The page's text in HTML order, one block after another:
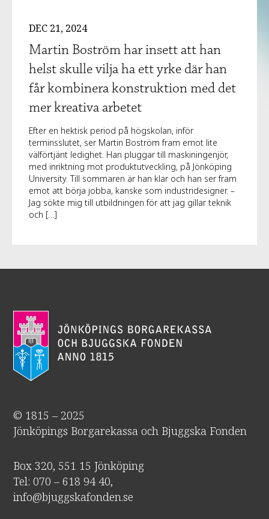
DEC 21, 2024
Martin Boström har insett att han
helst skulle vilja ha ett yrke där han
får kombinera konstruktion med det
mer kreativa arbetet
Efter en hektisk period på högskolan, inför
terminsslutet, ser Martin Boström fram emot lite
välförtjänt ledighet. Han pluggar till maskiningenjör,
med inriktning mot produktutveckling, på Jönköping
University. Till sommaren är han klar och han ser fram
emot att börja jobba, kanske som industridesigner. –
Jag sökte mig till utbildningen för att jag gillar teknik
och […]
© 1815 – 2025
Jönköpings Borgarekassa och Bjuggska Fonden
Box 320, 551 15 Jönköping
Tel: 070 – 618 94 40,
info@bjuggskafonden.se